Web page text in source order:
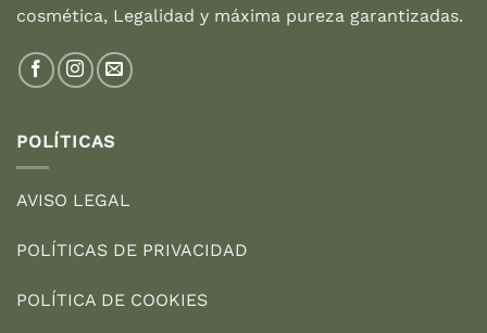
cosmética, Legalidad y máxima pureza garantizadas.
POLÍTICAS
AVISO LEGAL
POLÍTICAS DE PRIVACIDAD
POLÍTICA DE COOKIES